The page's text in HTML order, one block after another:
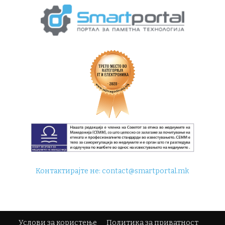
Контактирајте не:contact@smartportal.mk
Услови за користење Политика за приватност